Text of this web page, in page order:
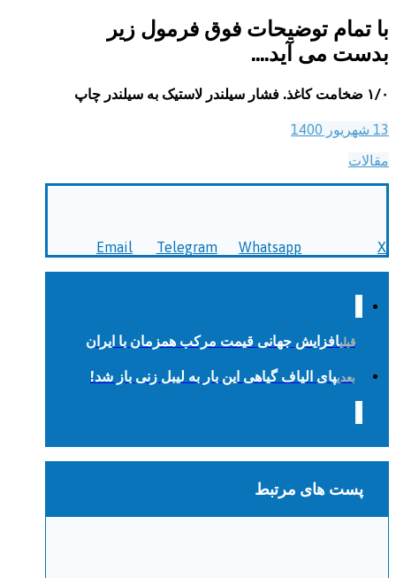
با تمام توضیحات فوق فرمول زیر
بدست می آید….
۱/۰ ضخامت کاغذ. فشار سیلندر لاستیک به سیلندر چاپ
13 شهریور 1400
مقالات
X
Whatsapp
Telegram
Email
قبلیافزایش جهانی قیمت مرکب همزمان با ایران
بعدیپای الیاف گیاهی این بار به لیبل زنی باز شد!
پست های مرتبط